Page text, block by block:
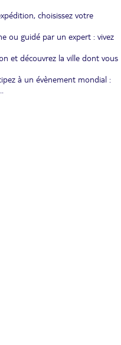
choisissez votre
ou guidé par un expert : vivez
et découvrez la ville dont vous
à un évènement mondial :